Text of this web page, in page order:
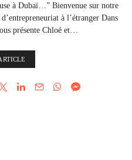
à Dubaï…” Bienvenue sur notre
à l’étranger Dans
présente Chloé et…